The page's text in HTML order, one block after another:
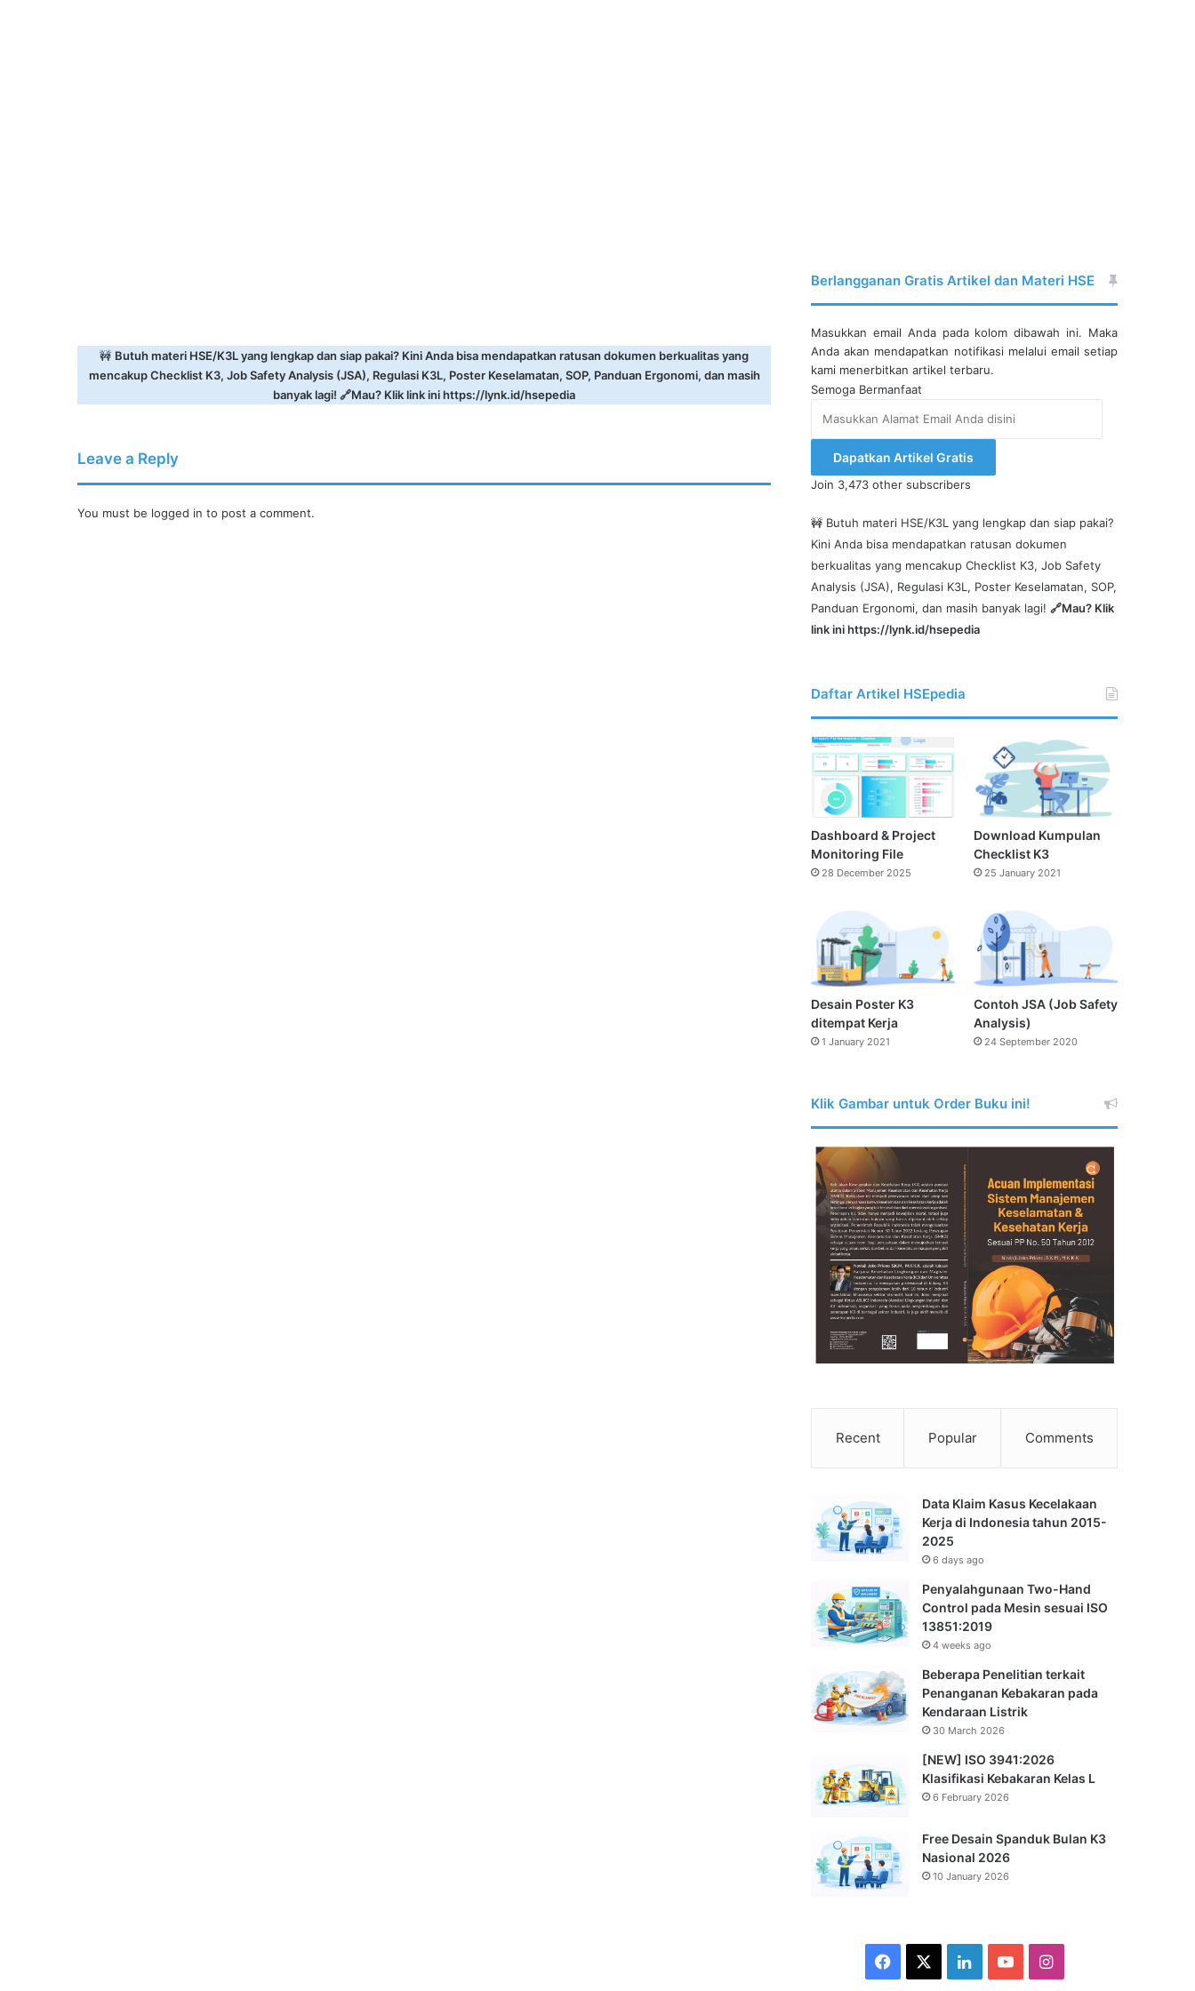
🚧 Butuh materi HSE/K3L yang lengkap dan siap pakai? Kini Anda bisa mendapatkan ratusan dokumen berkualitas yang
mencakup Checklist K3, Job Safety Analysis (JSA), Regulasi K3L, Poster Keselamatan, SOP, Panduan Ergonomi, dan masih
banyak lagi! 🔗Mau? Klik link inihttps://lynk.id/hsepedia
Leave a Reply
You must be logged in to post a comment.
Berlangganan Gratis Artikel dan Materi HSE
Masukkan email Anda pada kolom dibawah ini. Maka
Anda akan mendapatkan notifikasi melalui email setiap
kami menerbitkan artikel terbaru.
Semoga Bermanfaat
Alamat
Anda
disini
Dapatkan Artikel Gratis
Join 3,473 other subscribers
🚧 Butuh materi HSE/K3L yang lengkap dan siap pakai?
Kini Anda bisa mendapatkan ratusan dokumen
berkualitas yang mencakup Checklist K3, Job Safety
Analysis (JSA), Regulasi K3L, Poster Keselamatan, SOP,
Panduan Ergonomi, dan masih banyak lagi!🔗Mau? Klik
link inihttps://lynk.id/hsepedia
Daftar Artikel HSEpedia
Dashboard & Project
Monitoring File
28 December 2025
Download Kumpulan
Checklist K3
25 January 2021
Desain Poster K3
ditempat Kerja
1 January 2021
Contoh JSA (Job Safety
Analysis)
24 September 2020
Klik Gambar untuk Order Buku ini!
Recent Popular Comments
Data Klaim Kasus Kecelakaan
Kerja di Indonesia tahun 2015-
2025
6 days ago
Penyalahgunaan Two-Hand
Control pada Mesin sesuai ISO
13851:2019
4 weeks ago
Beberapa Penelitian terkait
Penanganan Kebakaran pada
Kendaraan Listrik
30 March 2026
[NEW] ISO 3941:2026
Klasifikasi Kebakaran Kelas L
6 February 2026
Free Desain Spanduk Bulan K3
Nasional 2026
10 January 2026
Facebook LinkedInYouTubeInstagram